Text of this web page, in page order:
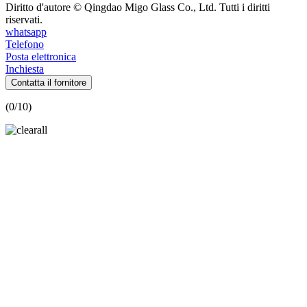
Diritto d'autore © Qingdao Migo Glass Co., Ltd. Tutti i diritti
riservati.
whatsapp
Telefono
Posta elettronica
Inchiesta
Contatta il fornitore
(0/10)